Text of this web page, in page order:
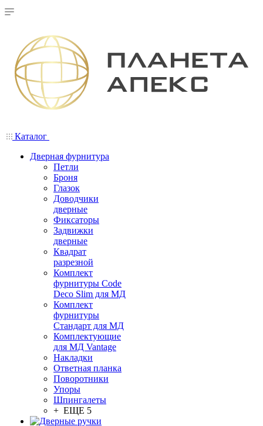
Каталог
Дверная фурнитура
Петли
Броня
Глазок
Доводчики
дверные
Фиксаторы
Задвижки
дверные
Квадрат
разрезной
Комплект
фурнитуры Code
Deco Slim для МД
Комплект
фурнитуры
Стандарт для МД
Комплектующие
для МД Vantage
Накладки
Ответная планка
Поворотники
Упоры
Шпингалеты
+ ЕЩЕ 5